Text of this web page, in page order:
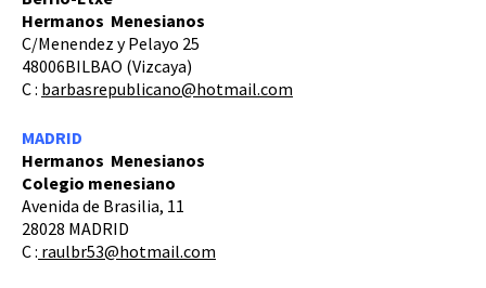
Hermanos Menesianos
C/Menendez y Pelayo 25
48006BILBAO (Vizcaya)
C : barbasrepublicano@hotmail.com
MADRID
Hermanos Menesianos
Colegio menesiano
Avenida de Brasilia, 11
28028 MADRID
C : raulbr53@hotmail.com